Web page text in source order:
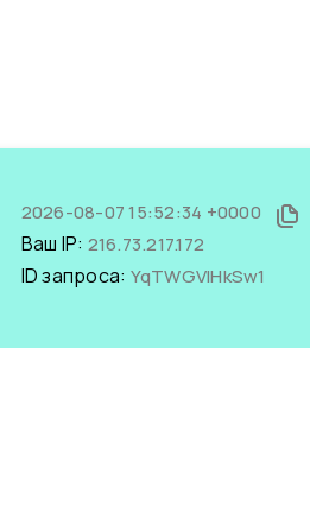
2026-08-07 15:52:34 +0000
Ваш IP: 216.73.217.172
ID запроса: YqTWGVlHkSw1